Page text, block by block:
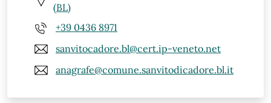
(BL)
+39 0436 8971
sanvitocadore.bl@cert.ip-veneto.net
anagrafe@comune.sanvitodicadore.bl.it